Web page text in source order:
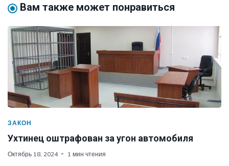
Вам также может понравиться
ЗАКОН
Ухтинец оштрафован за угон автомобиля
Октябрь 18, 2024 1 мин чтения